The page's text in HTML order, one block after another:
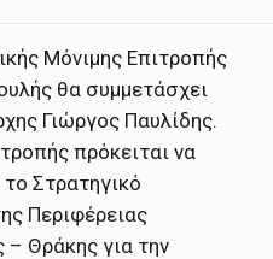
Μόνιμης Επιτροπής
θα συμμετάσχει
Γιώργος Παυλίδης.
πρόκειται να
Στρατηγικό
Περιφέρειας
– Θράκης για την